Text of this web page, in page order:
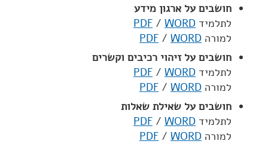
חושבים על ארגון מידע
לתלמיד
PDF / WORD
למורה
PDF / WORD
חושבים על זיהוי רכיבים וקשרים
לתלמיד
PDF / WORD
למורה
PDF / WORD
חושבים על שאילת שאלות
לתלמיד
PDF / WORD
למורה
PDF / WORD